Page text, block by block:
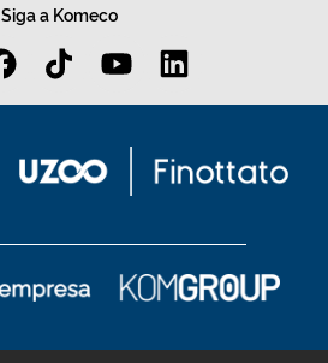
Siga a Komeco